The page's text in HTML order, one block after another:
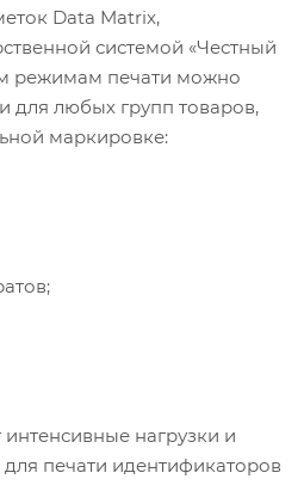
Data Matrix,
системой «Честный
режимам печати можно
для любых групп товаров,
маркировке:
нагрузки и
печати идентификаторов